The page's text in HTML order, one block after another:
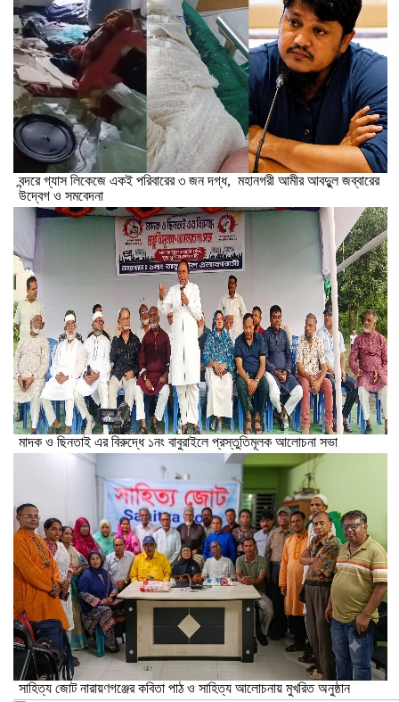
বন্দরে গ্যাস লিকেজে একই পরিবারের ৩ জন দগ্ধ, মহানগরী আমীর আবদুুল জব্বারের
উদ্বেগ ও সমবেদনা
মাদক ও ছিনতাই এর বিরুদ্ধে ১নং বাবুরাইলে প্রস্তুতিমূলক আলোচনা সভা
সাহিত্য জোট নারায়ণগঞ্জের কবিতা পাঠ ও সাহিত্য আলোচনায় মুখরিত অনুষ্ঠান